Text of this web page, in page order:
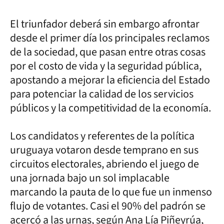
El triunfador deberá sin embargo afrontar
desde el primer día los principales reclamos
de la sociedad, que pasan entre otras cosas
por el costo de vida y la seguridad pública,
apostando a mejorar la eficiencia del Estado
para potenciar la calidad de los servicios
públicos y la competitividad de la economía.
Los candidatos y referentes de la política
uruguaya votaron desde temprano en sus
circuitos electorales, abriendo el juego de
una jornada bajo un sol implacable
marcando la pauta de lo que fue un inmenso
flujo de votantes. Casi el 90% del padrón se
acercó a las urnas, según Ana Lía Piñeyrúa,